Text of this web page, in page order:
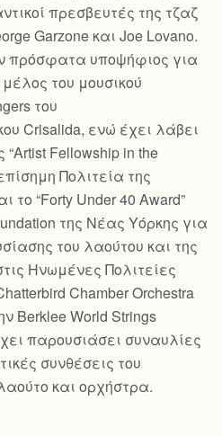
πρεσβευτές της τζαζ
Garzone και Joe Lovano.
πρόσφατα υποψήφιος για
του μουσικού
του
Crisalida, ενώ έχει λάβει
“Artist Fellowship in the
Πολιτεία της
“Forty Under 40 Award”
της Νέας Υόρκης για
του λαούτου και της
Ηνωμένες Πολιτείες
Chamber Orchestra
Berklee World Strings
παρουσιάσει συναυλίες
συνθέσεις του
και ορχήστρα.